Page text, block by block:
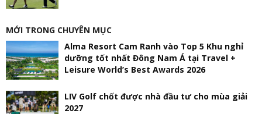
MỚI TRONG CHUYÊN MỤC
Alma Resort Cam Ranh vào Top 5 Khu nghỉ
dưỡng tốt nhất Đông Nam Á tại Travel +
Leisure World’s Best Awards 2026
LIV Golf chốt được nhà đầu tư cho mùa giải
2027